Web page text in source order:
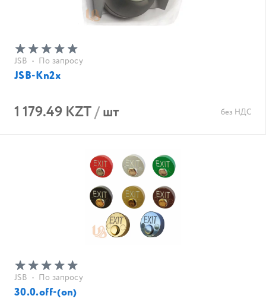
JSB • По запросу
JSB-Kn2x
1 179.49 KZT/шт без НДС
JSB • По запросу
30.0.off-(on)